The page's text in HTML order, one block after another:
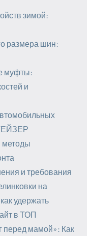
зимой:
размера шин:
муфты:
и
методы
и требования
на
удержать
в ТОП
перед мамой»: Как